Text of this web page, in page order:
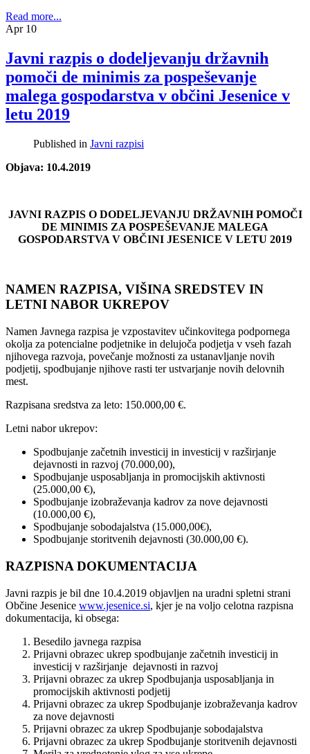
Read more...
Apr 10
Javni razpis o dodeljevanju državnih
pomoči de minimis za pospeševanje
malega gospodarstva v občini Jesenice v
letu 2019
Published in Javni razpisi
Objava: 10.4.2019
JAVNI RAZPIS O DODELJEVANJU DRŽAVNIH POMOČI
DE MINIMIS ZA POSPEŠEVANJE MALEGA
GOSPODARSTVA V OBČINI JESENICE V LETU 2019
NAMEN RAZPISA, VIŠINA SREDSTEV IN
LETNI NABOR UKREPOV
Namen Javnega razpisa je vzpostavitev učinkovitega podpornega
okolja za potencialne podjetnike in delujoča podjetja v vseh fazah
njihovega razvoja, povečanje možnosti za ustanavljanje novih
podjetij, spodbujanje njihove rasti ter ustvarjanje novih delovnih
mest.
Razpisana sredstva za leto: 150.000,00 €.
Letni nabor ukrepov:
Spodbujanje začetnih investicij in investicij v razširjanje
dejavnosti in razvoj (70.000,00),
Spodbujanje usposabljanja in promocijskih aktivnosti
(25.000,00 €),
Spodbujanje izobraževanja kadrov za nove dejavnosti
(10.000,00 €),
Spodbujanje sobodajalstva (15.000,00€),
Spodbujanje storitvenih dejavnosti (30.000,00 €).
RAZPISNA DOKUMENTACIJA
Javni razpis je bil dne 10.4.2019 objavljen na uradni spletni strani
Občine Jesenice www.jesenice.si, kjer je na voljo celotna razpisna
dokumentacija, ki obsega:
Besedilo javnega razpisa
Prijavni obrazec ukrep spodbujanje začetnih investicij in
investicij v razširjanje dejavnosti in razvoj
Prijavni obrazec za ukrep Spodbujanja usposabljanja in
promocijskih aktivnosti podjetij
Prijavni obrazec za ukrep Spodbujanje izobraževanja kadrov
za nove dejavnosti
Prijavni obrazec za ukrep Spodbujanje sobodajalstva
Prijavni obrazec za ukrep Spodbujanje storitvenih dejavnosti